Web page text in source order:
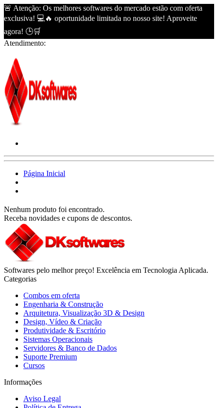
🚨 Atenção: Os melhores softwares do mercado estão com oferta
exclusiva! 💻🔥 oportunidade limitada no nosso site! Aproveite
agora! 🕒🛒
Atendimento:
Página Inicial
Nenhum produto foi encontrado.
Receba novidades e cupons de descontos.
Softwares pelo melhor preço! Excelência em Tecnologia Aplicada.
Categorias
Combos em oferta
Engenharia & Construção
Arquitetura, Visualização 3D & Design
Design, Vídeo & Criação
Produtividade & Escritório
Sistemas Operacionais
Servidores & Banco de Dados
Suporte Premium
Cursos
Informações
Aviso Legal